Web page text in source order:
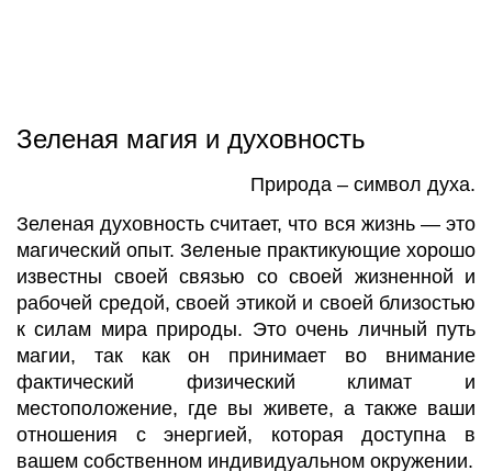
Зеленая магия и духовность
Природа – символ духа.
Зеленая духовность считает, что вся жизнь — это
магический опыт. Зеленые практикующие хорошо
известны своей связью со своей жизненной и
рабочей средой, своей этикой и своей близостью
к силам мира природы. Это очень личный путь
магии, так как он принимает во внимание
фактический физический климат и
местоположение, где вы живете, а также ваши
отношения с энергией, которая доступна в
вашем собственном индивидуальном окружении.